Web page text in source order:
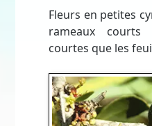
Fleurs en petites
rameaux
courtes que les